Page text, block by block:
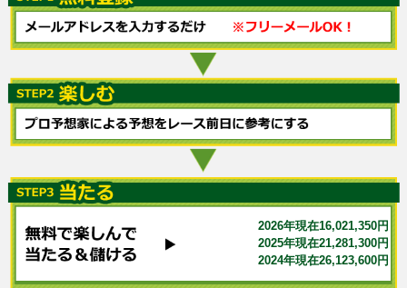
2026年現在16,021,350円
2025年現在21,281,300円
2024年現在26,123,600円